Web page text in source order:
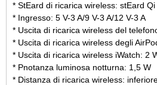
* StEard di ricarica wireless: stEard Qi
* Ingresso: 5 V-3 A/9 V-3 A/12 V-3 A
* Uscita di ricarica wireless del
* Uscita di ricarica wireless degli
* Uscita di ricarica wireless iWatch: 2
* Pnotanza luminosa notturna: 1,5 W
* Distanza di ricarica wireless: